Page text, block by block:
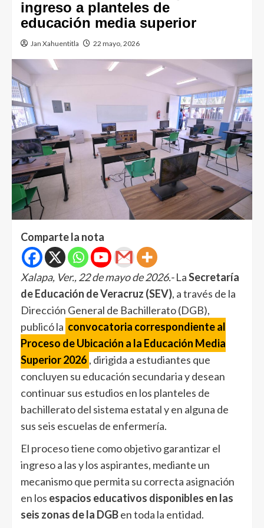
ingreso a planteles de
educación media superior
Jan Xahuentitla 22 mayo, 2026
Comparte la nota
Xalapa, Ver., 22 de mayo de 2026.-LaSecretaría
de Educación de Veracruz (SEV), a través de la
Dirección General de Bachillerato (DGB),
publicó la convocatoria correspondiente al
Proceso de Ubicación a la Educación Media
Superior 2026 , dirigida a estudiantes que
concluyen su educación secundaria y desean
continuar sus estudios en los planteles de
bachillerato del sistema estatal y en alguna de
sus seis escuelas de enfermería.
El proceso tiene como objetivo garantizar el
ingreso a las y los aspirantes, mediante un
mecanismo que permita su correcta asignación
en los espacios educativos disponibles en las
seis zonas de la DGBen toda la entidad.